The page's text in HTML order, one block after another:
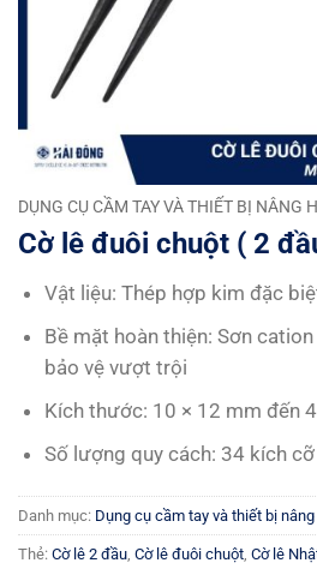
DỤNG CỤ CẦM TAY VÀ THIẾT BỊ NÂNG
Cờ lê đuôi chuột ( 2
Vật liệu: Thép hợp kim đặc
Bề mặt hoàn thiện: Sơn
bảo vệ vượt trội
Kích thước: 10 × 12 mm đến
Số lượng quy cách: 34 kích cỡ
Danh mục: Dụng cụ cầm tay và thiết bị nâng
Thẻ: Cờ lê 2 đầu Cờ lê đuôi chuột Cờ lê